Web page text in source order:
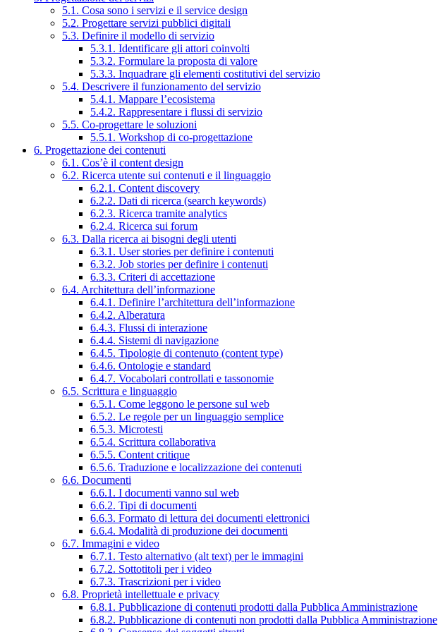
5.1. Cosa sono i servizi e il service design
5.2. Progettare servizi pubblici digitali
5.3. Definire il modello di servizio
5.3.1. Identificare gli attori coinvolti
5.3.2. Formulare la proposta di valore
5.3.3. Inquadrare gli elementi costitutivi del servizio
5.4. Descrivere il funzionamento del servizio
5.4.1. Mappare l’ecosistema
5.4.2. Rappresentare i flussi di servizio
5.5. Co-progettare le soluzioni
5.5.1. Workshop di co-progettazione
6. Progettazione dei contenuti
6.1. Cos’è il content design
6.2. Ricerca utente sui contenuti e il linguaggio
6.2.1. Content discovery
6.2.2. Dati di ricerca (search keywords)
6.2.3. Ricerca tramite analytics
6.2.4. Ricerca sui forum
6.3. Dalla ricerca ai bisogni degli utenti
6.3.1. User stories per definire i contenuti
6.3.2. Job stories per definire i contenuti
6.3.3. Criteri di accettazione
6.4. Architettura dell’informazione
6.4.1. Definire l’architettura dell’informazione
6.4.2. Alberatura
6.4.3. Flussi di interazione
6.4.4. Sistemi di navigazione
6.4.5. Tipologie di contenuto (content type)
6.4.6. Ontologie e standard
6.4.7. Vocabolari controllati e tassonomie
6.5. Scrittura e linguaggio
6.5.1. Come leggono le persone sul web
6.5.2. Le regole per un linguaggio semplice
6.5.3. Microtesti
6.5.4. Scrittura collaborativa
6.5.5. Content critique
6.5.6. Traduzione e localizzazione dei contenuti
6.6. Documenti
6.6.1. I documenti vanno sul web
6.6.2. Tipi di documenti
6.6.3. Formato di lettura dei documenti elettronici
6.6.4. Modalità di produzione dei documenti
6.7. Immagini e video
6.7.1. Testo alternativo (alt text) per le immagini
6.7.2. Sottotitoli per i video
6.7.3. Trascrizioni per i video
6.8. Proprietà intellettuale e privacy
6.8.1. Pubblicazione di contenuti prodotti dalla Pubblica Amministrazione
6.8.2. Pubblicazione di contenuti non prodotti dalla Pubblica Amministrazione